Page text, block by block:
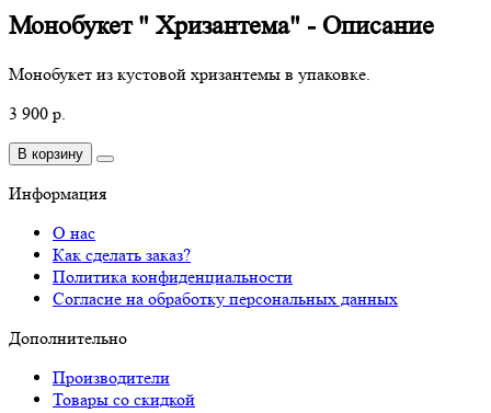
Монобукет " Хризантема" - Описание
Монобукет из кустовой хризантемы в упаковке.
3 900 р.
В корзину
Информация
О нас
Как сделать заказ?
Политика конфиденциальности
Согласие на обработку персональных данных
Дополнительно
Производители
Товары со скидкой